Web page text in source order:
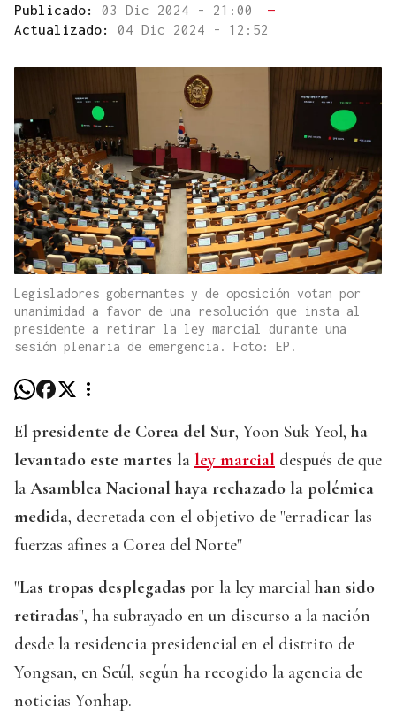
Publicado: 03 Dic 2024 - 21:00
—
Actualizado: 04 Dic 2024 - 12:52
Legisladores gobernantes y de oposición votan por
unanimidad a favor de una resolución que insta al
presidente a retirar la ley marcial durante una
sesión plenaria de emergencia. Foto: EP.
El presidente de Corea del Sur, Yoon Suk Yeol, ha
levantado este martes la ley marcial después de que
la Asamblea Nacional haya rechazado la polémica
medida, decretada con el objetivo de "erradicar las
fuerzas afines a Corea del Norte"
"Las tropas desplegadas por la ley marcial han sido
retiradas", ha subrayado en un discurso a la nación
desde la residencia presidencial en el distrito de
Yongsan, en Seúl, según ha recogido la agencia de
noticias Yonhap.